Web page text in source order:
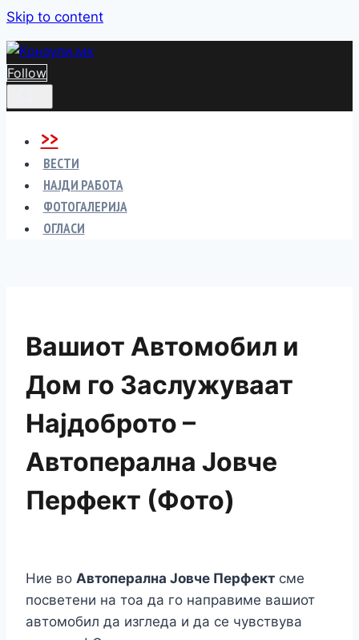
Skip to content
Follow
>>
ВЕСТИ
НАЈДИ РАБОТА
ФОТОГАЛЕРИЈА
ОГЛАСИ
Вашиот Автомобил и
Дом го Заслужуваат
Најдоброто –
Автоперална Јовче
Перфект (Фото)
Ние во Автоперална Јовче Перфект сме
посветени на тоа да го направиме вашиот
автомобил да изгледа и да се чувствува